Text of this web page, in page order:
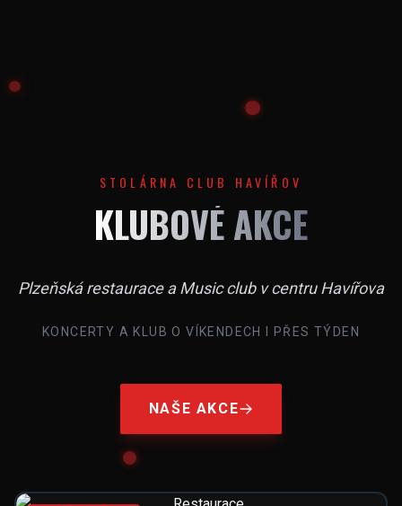
STOLÁRNA CLUB HAVÍŘOV
KLUBOVÉ AKCE
Plzeňská restaurace a Music club v centru Havířova
KONCERTY A KLUB O VÍKENDECH I PŘES TÝDEN
NAŠE AKCE